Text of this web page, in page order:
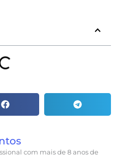
com mais de 8 anos de